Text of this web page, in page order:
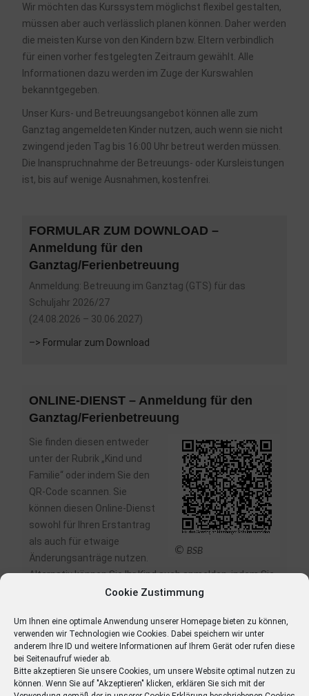
Cookie Zustimmung
Um Ihnen eine optimale Anwendung unserer Homepage bieten zu können,
verwenden wir Technologien wie Cookies. Dabei speichern wir unter
anderem Ihre ID und weitere Informationen auf Ihrem Gerät oder rufen diese
bei Seitenaufruf wieder ab.
Bitte akzeptieren Sie unsere Cookies, um unsere Website optimal nutzen zu
können. Wenn Sie auf "Akzeptieren" klicken, erklären Sie sich mit der
Wir möchten das Kurssystem möglichst flexibel gestalten,
müssen aber auch verlässlich planen können. Daher werden
die meisten Kurse von den Kindern bzw. Eltern verbindlich
für einen vorher festgelegten Zeitraum gewählt. Alle
Informationen dazu werden im Zuge der Kurswahlen
bekanntgegeben.
Unser Kurs- und Betreuungsangebot können alle zum
Ganztag angemeldeten Kinder nutzen, auch wenn sie nicht
zwingend jeden Tag bis 16:00 Uhr betreut werden müssen.
Die Inanspruchnahme der Betreuungs- oder Kursleistungen
ist, bis auf wenige Ausnahmen, kostenfrei.
FORMULAR ZUM DOWNLOAD –
Anmeldung für den
Ganztag/Ferienbetreuung
Anmeldung: Betreuung im Ganztag (GTS) für das
Schuljahr 2026/27
(24.08.2026 – 30.06.2027)
–> Formular zum Download
ONLINE-DIENST – Anmeldung für den
Ganztag/Ferienbetreuung
Sie finden diesen entweder
unter der Rubrik „Kind und
Familie“ oder indem Sie den
QR-Code scannen. Sie
können diesen Online-Dienst
sowohl für Ihren Erstantrag
als auch für etwaige
Änderungsanträge nutzen.
Alternativ können Sie Ihr Kind auch anmelden, indem Sie
die notwendigen Unterlagen ausfüllen.Klicken Sie
direkt am PC auszufüllen, auszudrucken und dann im
Schulbüro abzugeben. (Sollten Sie Probleme beim
Ausfüllen im Browser haben, können Sie die Formulare
herunterladen und mit Programmen wie dem Acrobat
Reader bearbeiten oder einen anderen Browser wie